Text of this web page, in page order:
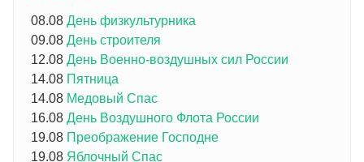
08.08 День физкультурника
09.08 День строителя
12.08 День Военно-воздушных сил России
14.08 Пятница
14.08 Медовый Спас
16.08 День Воздушного Флота России
19.08 Преображение Господне
19.08 Яблочный Спас